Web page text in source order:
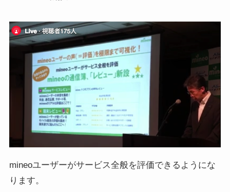
mineoユーザーがサービス全般を評価できるようにな
ります。